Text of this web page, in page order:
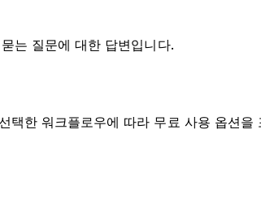
는 질문에 대한 답변입니다.
한 워크플로우에 따라 무료 사용 옵션을